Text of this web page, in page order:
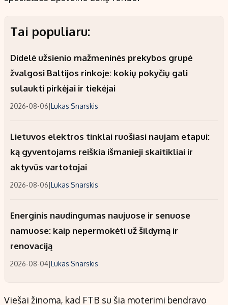
Tai populiaru:
Didelė užsienio mažmeninės prekybos grupė
žvalgosi Baltijos rinkoje: kokių pokyčių gali
sulaukti pirkėjai ir tiekėjai
2026-08-06|Lukas Snarskis
Lietuvos elektros tinklai ruošiasi naujam etapui:
ką gyventojams reiškia išmanieji skaitikliai ir
aktyvūs vartotojai
2026-08-06|Lukas Snarskis
Energinis naudingumas naujuose ir senuose
namuose: kaip nepermokėti už šildymą ir
renovaciją
2026-08-04|Lukas Snarskis
Viešai žinoma, kad FTB su šia moterimi bendravo